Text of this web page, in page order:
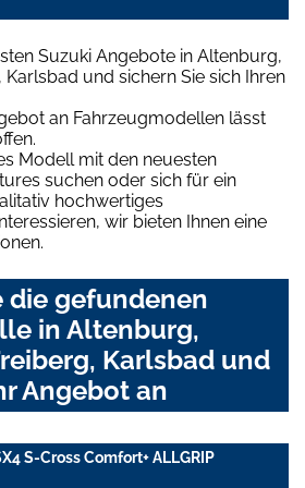
Suzuki Angebote in Altenburg,
und sichern Sie sich Ihren
an Fahrzeugmodellen lässt
Modell mit den neuesten
suchen oder sich für ein
hochwertiges
wir bieten Ihnen eine
die gefundenen
in Altenburg,
Karlsbad und
Angebot an
S-Cross Comfort+ ALLGRIP